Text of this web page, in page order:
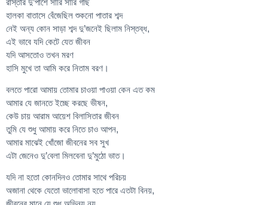
রাস্তার দু’পাশে সারি সারি গাছ
হালকা বাতাসে বেঁজেছিল শুকনো পাতার শব্দ
নেই অন্য কোন সাড়া শব্দ দু’জনেই ছিলাম নিস্তব্ধ,
এই ভাবে যদি কেটে যেত জীবন
যদি আসতোও তখন মরণ
হাসি মুখে তা আমি করে নিতাম বরণ।
বলতে পারো আমায় তোমার চাওয়া পাওয়া কেন এত কম
আমার যে জানতে ইচ্ছে করছে ভীষন,
কেউ চায় আরাম আয়েশ বিলাসিতার জীবন
তুমি যে শুধু আমায় করে নিতে চাও আপন,
আমার মাঝেই খোঁজো জীবনের সব সুখ
এটা জেনেও দু’বেলা মিলবেনা দু’মুঠো ভাত।
যদি না হতো কোনদিনও তোমার সাথে পরিচয়
অজানা থেকে যেতো ভালোবাসা হতে পারে এতটা বিনয়,